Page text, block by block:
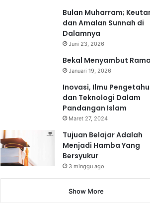
Bulan Muharram;
dan Amalan Sunnah di
Dalamnya
Juni 23, 2026
Bekal Menyambut
Januari 19, 2026
Inovasi, Ilmu
dan Teknologi Dalam
Pandangan Islam
Maret 27, 2024
Tujuan Belajar Adalah
Menjadi Hamba Yang
Bersyukur
3 minggu ago
Show More